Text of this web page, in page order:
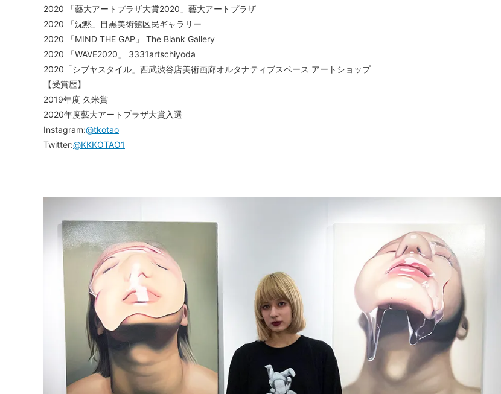
2020 「藝大アートプラザ大賞2020」藝大アートプラザ
2020 「沈黙」目黒美術館区民ギャラリー
2020 「MIND THE GAP」 The Blank Gallery
2020 「WAVE2020」 3331artschiyoda
2020「シブヤスタイル」西武渋谷店美術画廊オルタナティブスペース アートショップ
【受賞歴】
2019年度 久米賞
2020年度藝大アートプラザ大賞入選
Instagram:@tkotao
Twitter:@KKKOTAO1